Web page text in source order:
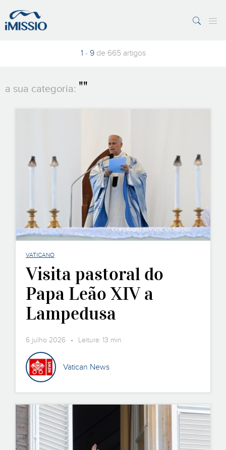
1 - 9de 665 artigos
a sua categoria: ""
VATICANO
Visita pastoral do
Papa Leão XIV a
Lampedusa
6 julho 2026 • Leitura: 13 min
Vatican News